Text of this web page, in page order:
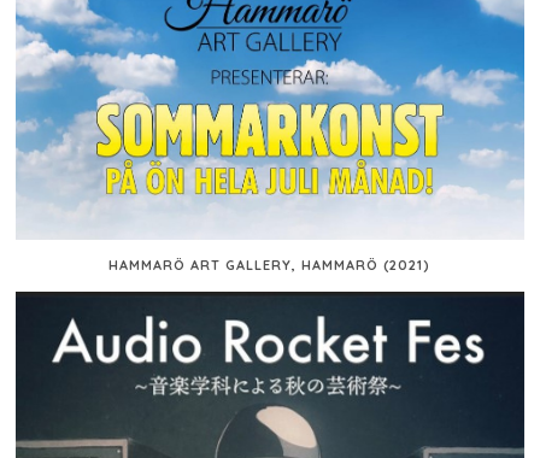
HAMMARÖ ART GALLERY, HAMMARÖ (2021)